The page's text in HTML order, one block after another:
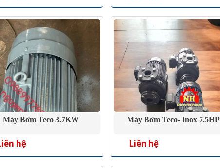
Máy Bơm Teco 3.7KW
hệ
Máy Bơm Teco- Inox 7.5HP
Liên hệ